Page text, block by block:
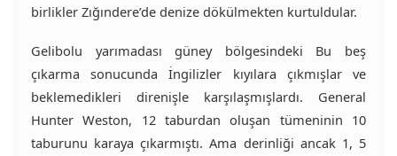
birlikler Zığındere’de denize dökülmekten kurtuldular.
Gelibolu yarımadası güney bölgesindeki Bu beş
çıkarma sonucunda İngilizler kıyılara çıkmışlar ve
beklemedikleri direnişle karşılaşmışlardı. General
Hunter Weston, 12 taburdan oluşan tümeninin 10
taburunu karaya çıkarmıştı. Ama derinliği ancak 1, 5